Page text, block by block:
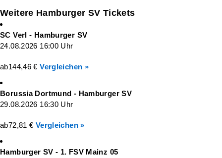
Weitere Hamburger SV Tickets
SC Verl - Hamburger SV
24.08.2026 16:00 Uhr
ab144,46 €Vergleichen »
Borussia Dortmund - Hamburger SV
29.08.2026 16:30 Uhr
ab72,81 € Vergleichen »
Hamburger SV - 1. FSV Mainz 05